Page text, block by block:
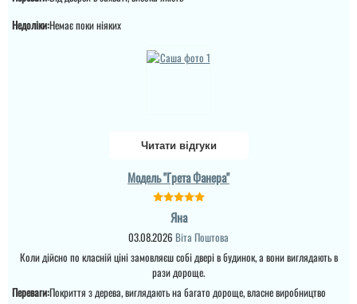
Недоліки:Немає поки ніяких
Читати відгуки
Модель "Грета Фанера"
Яна
03.08.2026 Віта Поштова
Коли дійсно по класній ціні замовляєш собі двері в будинок, а вони виглядають в
рази дороще.
Переваги:Покриття з дерева, виглядають на багато дороще, власне виробництво